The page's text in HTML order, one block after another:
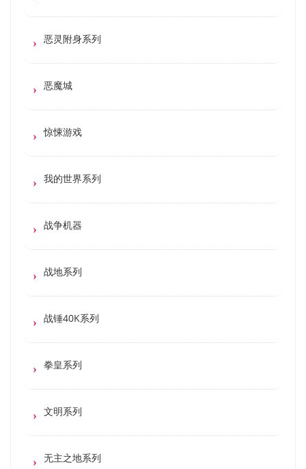
恶灵附身系列
恶魔城
惊悚游戏
我的世界系列
战争机器
战地系列
战锤40K系列
拳皇系列
文明系列
无主之地系列